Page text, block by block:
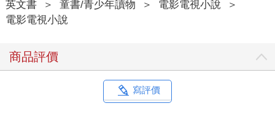
英文書 ＞ 童書/青少年讀物 ＞ 電影電視小說
＞
電影電視小說
商品評價
寫評價